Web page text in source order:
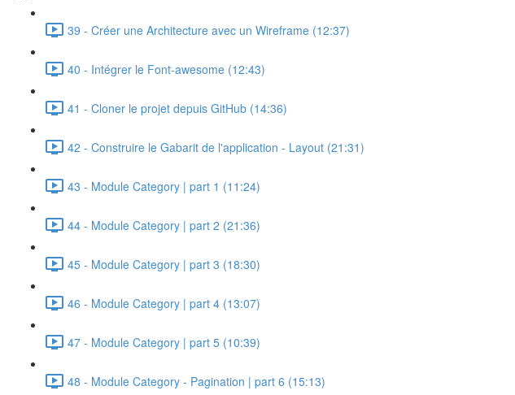
39 - Créer une Architecture avec un Wireframe (12:37)
40 - Intégrer le Font-awesome (12:43)
41 - Cloner le projet depuis GitHub (14:36)
42 - Construire le Gabarit de l'application - Layout (21:31)
43 - Module Category | part 1 (11:24)
44 - Module Category | part 2 (21:36)
45 - Module Category | part 3 (18:30)
46 - Module Category | part 4 (13:07)
47 - Module Category | part 5 (10:39)
48 - Module Category - Pagination | part 6 (15:13)